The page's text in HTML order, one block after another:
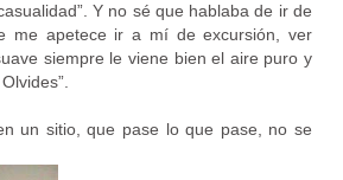
Y no sé que hablaba de ir de
me apetece ir a mí de excursión, ver
siempre le viene bien el aire puro y
un sitio, que pase lo que pase, no se